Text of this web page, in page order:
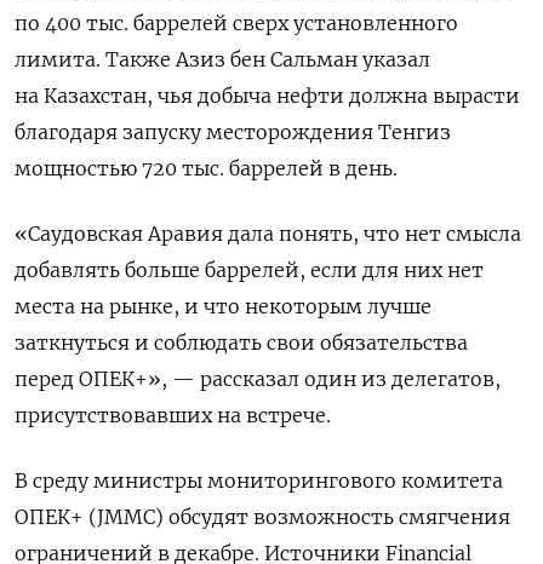
по 400 тыс. баррелей сверх установленного
лимита. Также Азиз бен Сальман указал
на Казахстан, чья добыча нефти должна вырасти
благодаря запуску месторождения Тенгиз
мощностью 720 тыс. баррелей в день.
«Саудовская Аравия дала понять, что нет смысла
добавлять больше баррелей, если для них нет
места на рынке, и что некоторым лучше
заткнуться и соблюдать свои обязательства
перед ОПЕК+», — рассказал один из делегатов,
присутствовавших на встрече.
В среду министры мониторингового комитета
ОПЕК+ (JMMC) обсудят возможность смягчения
ограничений в декабре. Источники Financial